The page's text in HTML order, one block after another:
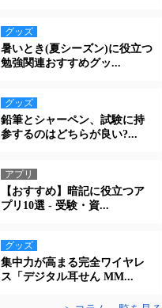
グッズ
暑いとき(夏シーズン)に役立つ
勉強関連おすすめグッ...
グッズ
鉛筆とシャーペン、試験に持
参するのはどちらが良い?...
アプリ
【おすすめ】暗記に役立つア
プリ10選 - 受験・資...
グッズ
集中力が高まる完全ワイヤレ
ス「デジタル耳せん MM...